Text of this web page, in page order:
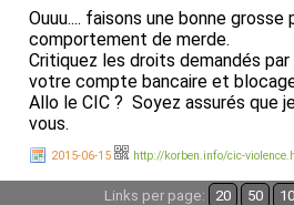
Ouuu.... faisons une bonne grosse
comportement de merde.
Critiquez les droits demandés
votre compte bancaire et
Allo le CIC ? Soyez assurés que
vous.
2015-06-15 http://korben.info/cic-
Links per page: 20 50